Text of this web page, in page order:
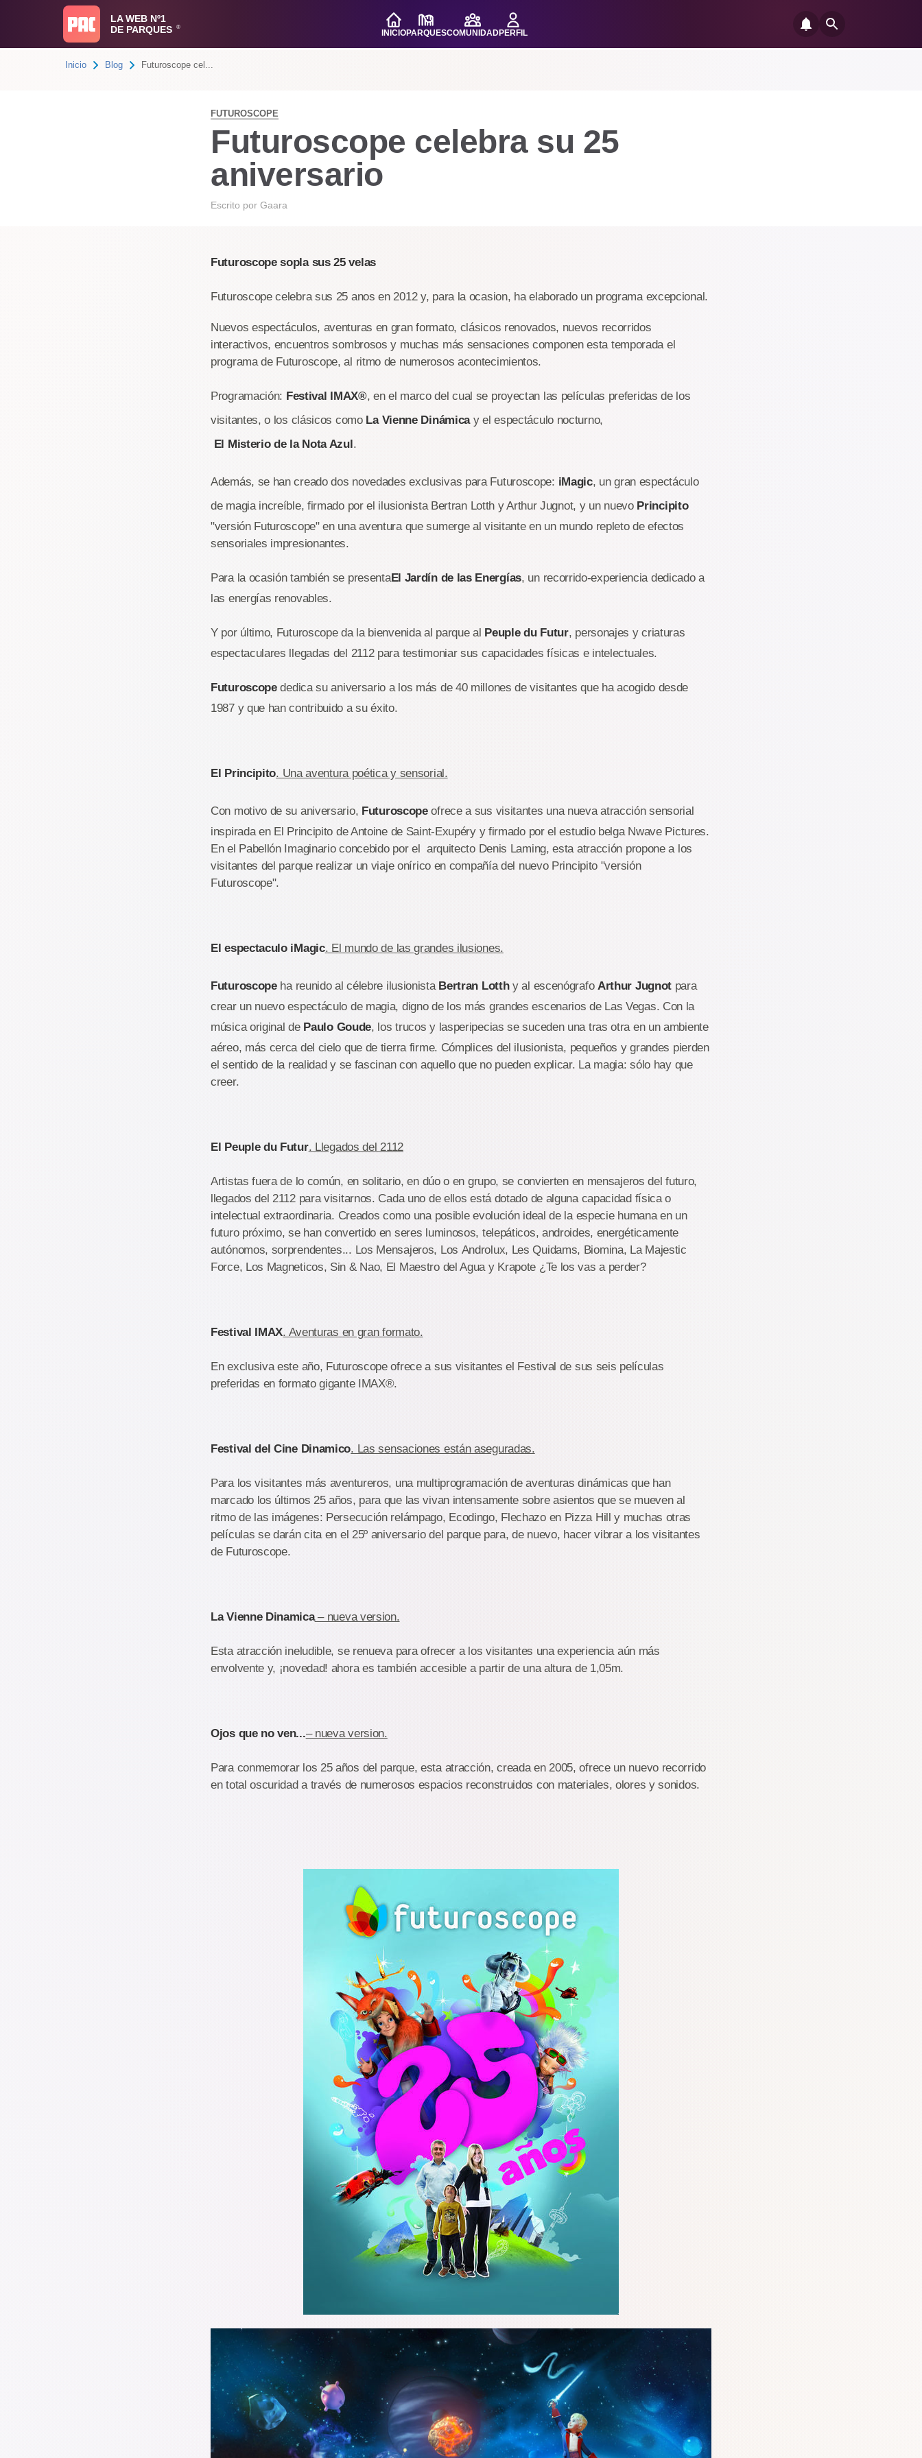
LA WEB Nº1
DE PARQUES
®
INICIOPARQUESCOMUNIDADPERFIL
Inicio Blog Futuroscope cel...
FUTUROSCOPE
Futuroscope celebra su 25
aniversario
Escrito por Gaara
Futuroscope sopla sus 25 velas
Futuroscope celebra sus 25 anos en 2012 y, para la ocasion, ha elaborado un programa excepcional.
Nuevos espectáculos, aventuras en gran formato, clásicos renovados, nuevos recorridos
interactivos, encuentros sombrosos y muchas más sensaciones componen esta temporada el
programa de Futuroscope, al ritmo de numerosos acontecimientos.
Programación: Festival IMAX®, en el marco del cual se proyectan las películas preferidas de los
visitantes, o los clásicos como La Vienne Dinámicay el espectáculo nocturno,
El Misterio de la Nota Azul.
Además, se han creado dos novedades exclusivas para Futuroscope: iMagic, un gran espectáculo
de magia increíble, firmado por el ilusionista Bertran Lotth y Arthur Jugnot, y un nuevo Principito
"versión Futuroscope" en una aventura que sumerge al visitante en un mundo repleto de efectos
sensoriales impresionantes.
Para la ocasión también se presentaEl Jardín de las Energías, un recorrido-experiencia dedicado a
las energías renovables.
Y por último, Futuroscope da la bienvenida al parque al Peuple du Futur, personajes y criaturas
espectaculares llegadas del 2112 para testimoniar sus capacidades físicas e intelectuales.
Futuroscopededica su aniversario a los más de 40 millones de visitantes que ha acogido desde
1987 y que han contribuido a su éxito.
El Principito. Una aventura poética y sensorial.
Con motivo de su aniversario, Futuroscopeofrece a sus visitantes una nueva atracción sensorial
inspirada en El Principito de Antoine de Saint-Exupéry y firmado por el estudio belga Nwave Pictures.
En el Pabellón Imaginario concebido por el arquitecto Denis Laming, esta atracción propone a los
visitantes del parque realizar un viaje onírico en compañía del nuevo Principito "versión
Futuroscope".
El espectaculo iMagic. El mundo de las grandes ilusiones.
Futuroscopeha reunido al célebre ilusionista Bertran Lotthy al escenógrafo Arthur Jugnot para
crear un nuevo espectáculo de magia, digno de los más grandes escenarios de Las Vegas. Con la
música original de Paulo Goude, los trucos y lasperipecias se suceden una tras otra en un ambiente
aéreo, más cerca del cielo que de tierra firme. Cómplices del ilusionista, pequeños y grandes pierden
el sentido de la realidad y se fascinan con aquello que no pueden explicar. La magia: sólo hay que
creer.
El Peuple du Futur. Llegados del 2112
Artistas fuera de lo común, en solitario, en dúo o en grupo, se convierten en mensajeros del futuro,
llegados del 2112 para visitarnos. Cada uno de ellos está dotado de alguna capacidad física o
intelectual extraordinaria. Creados como una posible evolución ideal de la especie humana en un
futuro próximo, se han convertido en seres luminosos, telepáticos, androides, energéticamente
autónomos, sorprendentes... Los Mensajeros, Los Androlux, Les Quidams, Biomina, La Majestic
Force, Los Magneticos, Sin & Nao, El Maestro del Agua y Krapote ¿Te los vas a perder?
Festival IMAX. Aventuras en gran formato.
En exclusiva este año, Futuroscope ofrece a sus visitantes el Festival de sus seis películas
preferidas en formato gigante IMAX®.
Festival del Cine Dinamico. Las sensaciones están aseguradas.
Para los visitantes más aventureros, una multiprogramación de aventuras dinámicas que han
marcado los últimos 25 años, para que las vivan intensamente sobre asientos que se mueven al
ritmo de las imágenes: Persecución relámpago, Ecodingo, Flechazo en Pizza Hill y muchas otras
películas se darán cita en el 25º aniversario del parque para, de nuevo, hacer vibrar a los visitantes
de Futuroscope.
La Vienne Dinamica– nueva version.
Esta atracción ineludible, se renueva para ofrecer a los visitantes una experiencia aún más
envolvente y, ¡novedad! ahora es también accesible a partir de una altura de 1,05m.
Ojos que no ven...– nueva version.
Para conmemorar los 25 años del parque, esta atracción, creada en 2005, ofrece un nuevo recorrido
en total oscuridad a través de numerosos espacios reconstruidos con materiales, olores y sonidos.